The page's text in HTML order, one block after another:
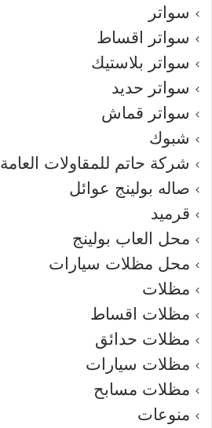
سواتر
سواتر اقساط
سواتر بلاستيك
سواتر حديد
سواتر قماش
شبوك
شركة حاتم للمقاولات العامة
صاله بولينج عوائل
قرميد
محل العاب بولينج
محل مظلات سيارات
مظلات
مظلات اقساط
مظلات حدائق
مظلات سيارات
مظلات مسابح
منوعات